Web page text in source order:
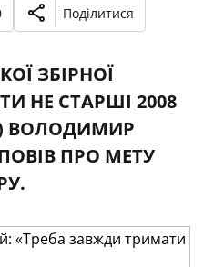
Поділитися
ЗБІРНОЇ
НЕ СТАРШІ 2008
ВОЛОДИМИР
ПРО МЕТУ